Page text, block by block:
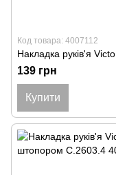
Код товара: 4007112
Накладка руків'я
139 грн
Купити